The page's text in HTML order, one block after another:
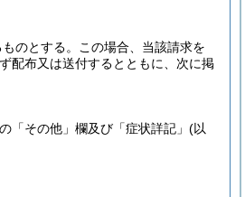
のとする。この場合、当該請求を
配布又は送付するとともに、次に掲
その他」欄及び「症状詳記」 (以